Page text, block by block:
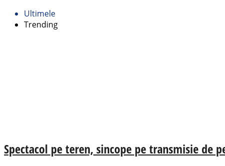
Ultimele
Trending
Spectacol pe teren, sincope pe transmisie de